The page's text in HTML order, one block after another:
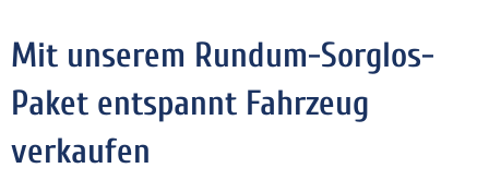
Mit unserem Rundum-Sorglos-
Paket entspannt Fahrzeug
verkaufen